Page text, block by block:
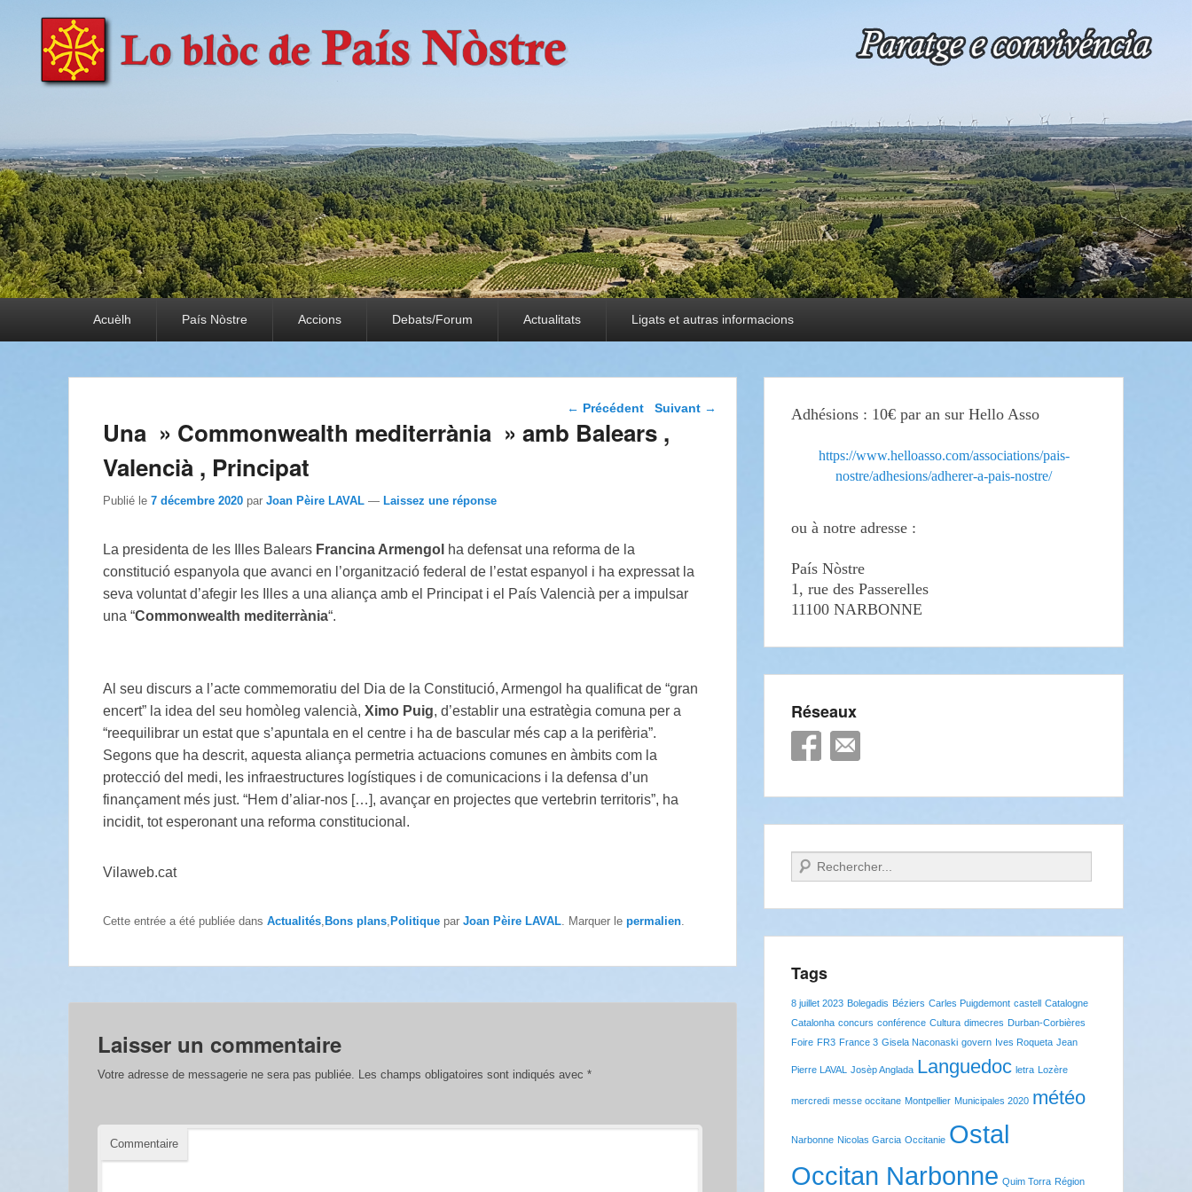
País Nòstre
Paratge e Convivència
Acuèlh País Nòstre Accions Debats/Forum Actualitats Ligats et autras informacions
Navigation dans les
← Précédent Suivant →
Una » Commonwealth mediterrània » amb Balears ,
Valencià , Principat
Publié le 7 décembre 2020 par Joan Pèire LAVAL — Laissez une réponse
La presidenta de les Illes Balears Francina Armengol ha defensat una reforma de la
constitució espanyola que avanci en l’organització federal de l’estat espanyol i ha expressat la
seva voluntat d’afegir les Illes a una aliança amb el Principat i el País Valencià per a impulsar
una “Commonwealth mediterrània“.
Al seu discurs a l’acte commemoratiu del Dia de la Constitució, Armengol ha qualificat de “gran
encert” la idea del seu homòleg valencià, Ximo Puig, d’establir una estratègia comuna per a
“reequilibrar un estat que s’apuntala en el centre i ha de bascular més cap a la perifèria”.
Segons que ha descrit, aquesta aliança permetria actuacions comunes en àmbits com la
protecció del medi, les infraestructures logístiques i de comunicacions i la defensa d’un
finançament més just. “Hem d’aliar-nos […], avançar en projectes que vertebrin territoris”, ha
incidit, tot esperonant una reforma constitucional.
Vilaweb.cat
Cette entrée a été publiée dans Actualités Bons plans Politique par Joan Pèire LAVAL . Marquer le permalien
Laisser un commentaire
Votre adresse de messagerie ne sera pas publiée. Les champs obligatoires sont indiqués avec *
Commentaire
Adhésions : 10€ par an sur Hello Asso
https://www.helloasso.com/associations/pais-
nostre/adhesions/adherer-a-pais-nostre/
ou à notre adresse :
País Nòstre
1, rue des Passerelles
11100 NARBONNE
Réseaux
Recherche
Tags
8 juillet 2023 Bolegadis Béziers Carles Puigdemont castell Catalogne
Catalonha concurs conférence Cultura dimecres Durban-Corbières
Foire FR3 France 3 Gisela Naconaski govern Ives Roqueta Jean
Pierre LAVAL Josèp Anglada Languedoc letra Lozère
mercredi messe occitane Montpellier Municipales 2020 météo
Narbonne Nicolas Garcia Occitanie Ostal
Occitan Narbonne Quim Torra Région